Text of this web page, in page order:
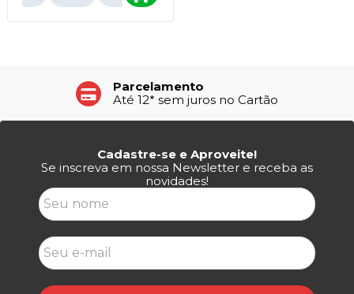
Parcelamento
Até 12* sem juros no Cartão
Cadastre-se e Aproveite!
Se inscreva em nossa Newsletter e receba as
novidades!